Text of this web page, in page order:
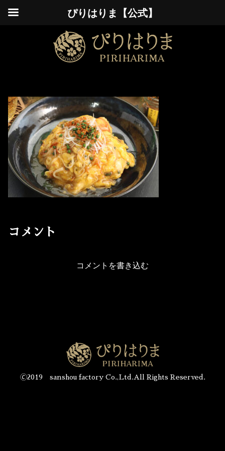
コメント
コメントを書き込む
🄫2019 sanshou factory Co.,Ltd.All Rights Reserved.
ぴりはりま【公式】